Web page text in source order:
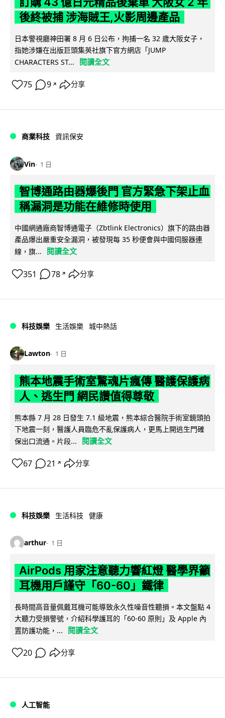
後終被捕 涉海賊王,火影周邊產品
日本警視廳神田署 8 月 6 日公布，拘捕一名 32 歲大阪女子，
指她涉嫌在出版巨頭集英社旗下官方網店「JUMP
CHARACTERS ST...
閱讀全文
75 9 ↗ 分享
商業科技 資訊保安
Vin 1 日
智博通路由器爆後門 官方緊急下架止血
稱漏洞是功能在維修時使用
中國網通廠商智博通電子（Zbtlink Electronics）旗下的路由器
產品爆出嚴重安全漏洞，被發現每 35 秒便會與中國伺服器連
線，旗...
閱讀全文
351 78 ↗ 分享
科技娛樂 生活娛樂 城中熱話
Lawton 1 日
熊本地震手術室驚魂片瘋傳 醫護保護病
人、逃生門 網民讚值得尊敬
熊本縣 7 月 28 日發生 7.1 級地震，熊本綜合醫院手術室鏡頭拍
下地震一刻，醫護人員臨危不亂保護病人，更馬上開逃生門確
保出口流通。片段...
閱讀全文
67 21 ↗ 分享
科技娛樂 生活科技 健康
arthur 1 日
AirPods 用家注意聽力響紅燈 醫學界籲
耳機用戶謹守「60-60」鐵律
長時間高音量佩戴耳機可能導致永久性噪音性聽損。本文盤點 4
大聽力受損警號，介紹科學護耳的「60-60 原則」及 Apple 內
置防護功能，...
閱讀全文
20 分享
人工智能